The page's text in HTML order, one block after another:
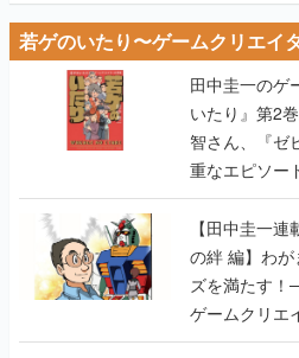
若ゲのいたり〜ゲームクリエイ
田中圭一のゲ
いたり』第2
智さん、『ゼ
重なエピソー
【田中圭一連
の絆 編】わ
ズを満たす！
ゲームクリエ
【若ゲのいた